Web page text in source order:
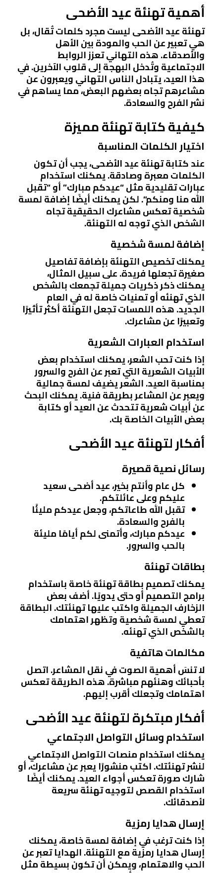
أهمية تهنئة عيد الأضحى
تهنئة عيد الأضحى ليست مجرد كلمات تُقال، بل
هي تعبير عن الحب والمودة بين الأهل
والأصدقاء. هذه التهاني تعزز الروابط
الاجتماعية وتُدخل البهجة إلى قلوب الآخرين. في
هذا العيد، يتبادل الناس التهاني ويعبرون عن
مشاعرهم تجاه بعضهم البعض، مما يساهم في
نشر الفرح والسعادة.
كيفية كتابة تهنئة مميزة
اختيار الكلمات المناسبة
عند كتابة تهنئة عيد الأضحى، يجب أن تكون
الكلمات معبرة وصادقة. يمكنك استخدام
عبارات تقليدية مثل “عيدكم مبارك” أو “تقبل
الله منا ومنكم”. لكن يمكنك أيضًا إضافة لمسة
شخصية تعكس مشاعرك الحقيقية تجاه
الشخص الذي توجه له التهنئة.
إضافة لمسة شخصية
يمكنك تخصيص التهنئة بإضافة تفاصيل
صغيرة تجعلها فريدة. على سبيل المثال،
يمكنك ذكر ذكريات جميلة تجمعك بالشخص
الذي تهنئه أو تمنيات خاصة له في العام
الجديد. هذه اللمسات تجعل التهنئة أكثر تأثيرًا
وتعبيرًا عن مشاعرك.
استخدام العبارات الشعرية
إذا كنت تحب الشعر، يمكنك استخدام بعض
الأبيات الشعرية التي تعبر عن الفرح والسرور
بمناسبة العيد. الشعر يضيف لمسة جمالية
ويعبر عن المشاعر بطريقة فنية. يمكنك البحث
عن أبيات شعرية تتحدث عن العيد أو كتابة
بعض الأبيات الخاصة بك.
أفكار لتهنئة عيد الأضحى
رسائل نصية قصيرة
كل عام وأنتم بخير، عيد أضحى سعيد
عليكم وعلى عائلتكم.
تقبل الله طاعاتكم، وجعل عيدكم مليئًا
بالفرح والسعادة.
عيدكم مبارك، وأتمنى لكم أيامًا مليئة
بالحب والسرور.
بطاقات تهنئة
يمكنك تصميم بطاقة تهنئة خاصة باستخدام
برامج التصميم أو حتى يدويًا. أضف بعض
الزخارف الجميلة واكتب عليها تهنئتك. البطاقة
تعطي لمسة شخصية وتظهر اهتمامك
بالشخص الذي تهنئه.
مكالمات هاتفية
لا تنسَ أهمية الصوت في نقل المشاعر. اتصل
بأحبائك وهنئهم مباشرة. هذه الطريقة تعكس
اهتمامك وتجعلك أقرب إليهم.
أفكار مبتكرة لتهنئة عيد الأضحى
استخدام وسائل التواصل الاجتماعي
يمكنك استخدام منصات التواصل الاجتماعي
لنشر تهنئتك. اكتب منشورًا يعبر عن مشاعرك، أو
شارك صورة تعكس أجواء العيد. يمكنك أيضًا
استخدام القصص لتوجيه تهنئة سريعة
لأصدقائك.
إرسال هدايا رمزية
إذا كنت ترغب في إضافة لمسة خاصة، يمكنك
إرسال هدايا رمزية مع التهنئة. الهدايا تعبر عن
الحب والاهتمام، ويمكن أن تكون بسيطة مثل